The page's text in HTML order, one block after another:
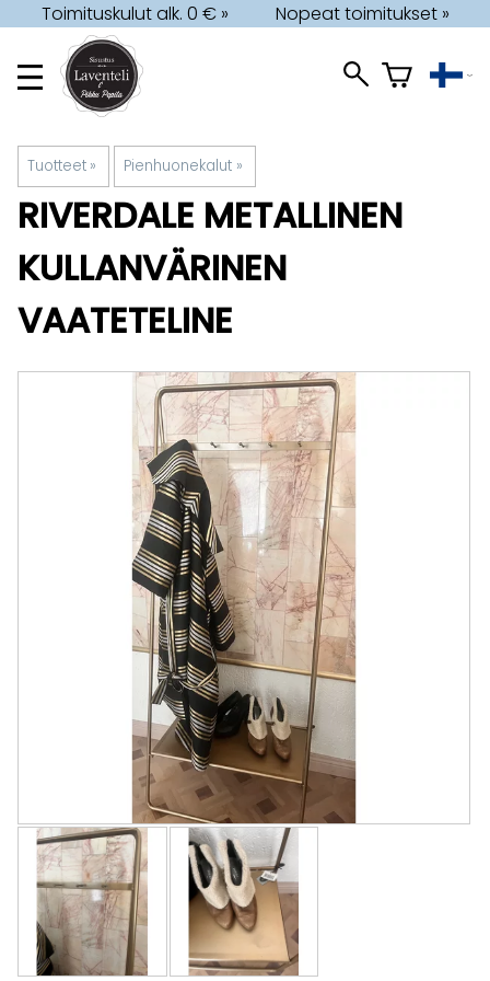
Toimituskulut alk. 0 € » Nopeat toimitukset »
Tuotteet ‪» Pienhuonekalut ‪»
RIVERDALE METALLINEN
KULLANVÄRINEN
VAATETELINE